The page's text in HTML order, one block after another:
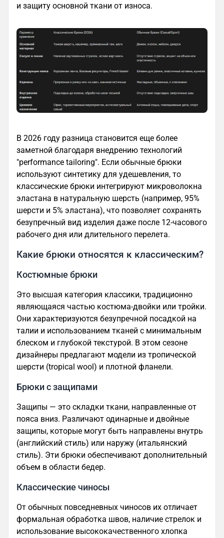
и защиту основной ткани от износа.
В 2026 году разница становится еще более
заметной благодаря внедрению технологий
"performance tailoring". Если обычные брюки
используют синтетику для удешевления, то
классические брюки интегрируют микроволокна
эластана в натуральную шерсть (например, 95%
шерсти и 5% эластана), что позволяет сохранять
безупречный вид изделия даже после 12-часового
рабочего дня или длительного перелета.
Какие брюки относятся к классическим?
Костюмные брюки
Это высшая категория классики, традиционно
являющаяся частью костюма-двойки или тройки.
Они характеризуются безупречной посадкой на
талии и использованием тканей с минимальным
блеском и глубокой текстурой. В этом сезоне
дизайнеры предлагают модели из тропической
шерсти (tropical wool) и плотной фланели.
Брюки с защипами
Защипы — это складки ткани, направленные от
пояса вниз. Различают одинарные и двойные
защипы, которые могут быть направлены внутрь
(английский стиль) или наружу (итальянский
стиль). Эти брюки обеспечивают дополнительный
объем в области бедер.
Классические чиносы
От обычных повседневных чиносов их отличает
формальная обработка швов, наличие стрелок и
использование высококачественного хлопка